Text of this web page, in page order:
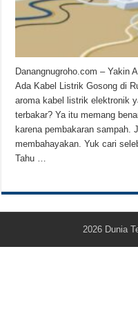
Teknologi Bikin Bisnis Makanan
Danangnugroho.com – Yakin
Ada Kabel Listrik Gosong di
aroma kabel listrik elektronik
terbakar? Ya itu memang
karena pembakaran sampah.
membahayakan. Yuk cari
Tahu …
2026 Dunia